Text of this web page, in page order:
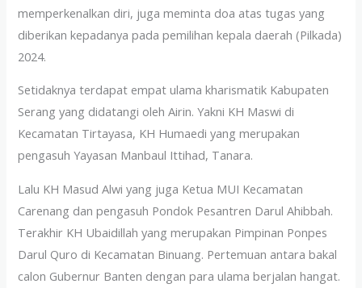
memperkenalkan diri, juga meminta doa atas tugas yang
diberikan kepadanya pada pemilihan kepala daerah (Pilkada)
2024.
Setidaknya terdapat empat ulama kharismatik Kabupaten
Serang yang didatangi oleh Airin. Yakni KH Maswi di
Kecamatan Tirtayasa, KH Humaedi yang merupakan
pengasuh Yayasan Manbaul Ittihad, Tanara.
Lalu KH Masud Alwi yang juga Ketua MUI Kecamatan
Carenang dan pengasuh Pondok Pesantren Darul Ahibbah.
Terakhir KH Ubaidillah yang merupakan Pimpinan Ponpes
Darul Quro di Kecamatan Binuang. Pertemuan antara bakal
calon Gubernur Banten dengan para ulama berjalan hangat.